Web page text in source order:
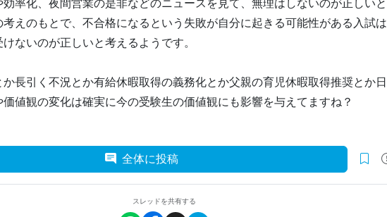
率化、夜間営業の是非などのニュースを見て、無理はしないのが正しいと
考えのもとで、不合格になるという失敗が自分に起きる可能性がある入試は
ないのが正しいと考えるようです。
長引く不況とか有給休暇取得の義務化とか父親の育児休暇取得推奨とか日
値観の変化は確実に今の受験生の価値観にも影響を与えてますね？
全体に投稿
スレッドを共有する